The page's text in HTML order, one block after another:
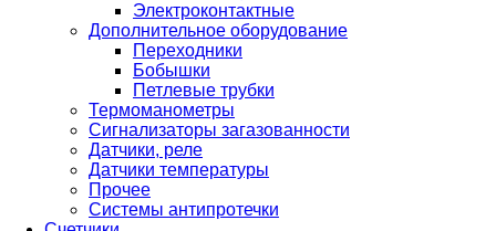
Электроконтактные
Дополнительное оборудование
Переходники
Бобышки
Петлевые трубки
Термоманометры
Сигнализаторы загазованности
Датчики, реле
Датчики температуры
Прочее
Системы антипротечки